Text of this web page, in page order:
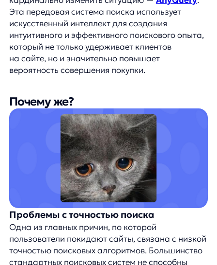
пользователи покидают сайты, связана с низкой
точностью поисковых алгоритмов. Большинство
стандартных поисковых систем не способны
распознавать синонимы, исправлять опечатки
или понимать ошибки раскладки клавиатуры.
Например, пользователь, ищущий «смартфон»,
может не получить результаты, если в каталоге
товары обозначены как «мобильные телефоны».
Аналогично, запрос «телефон самсунг» может
не выдать результаты для «Samsung Galaxy»,
хотя это именно то, что ищет покупатель.
Исследования показывают, что более 20%
поисковых запросов содержат опечатки или
ошибки, а когда система не способна
их распознать, пользователи получают пустые
страницы с сообщением «ничего не найдено».